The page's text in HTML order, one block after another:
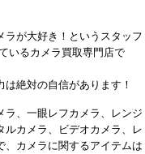
ラが大好き！というスタッフ
いるカメラ買取専門店で
絶対の自信があります！
ラ、一眼レフカメラ、レンジ
ルカメラ、ビデオカメラ、レ
、カメラに関するアイテムは